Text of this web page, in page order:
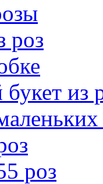
роз
из
роз